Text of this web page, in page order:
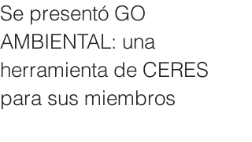
Se presentó GO
AMBIENTAL: una
herramienta de CERES
para sus miembros